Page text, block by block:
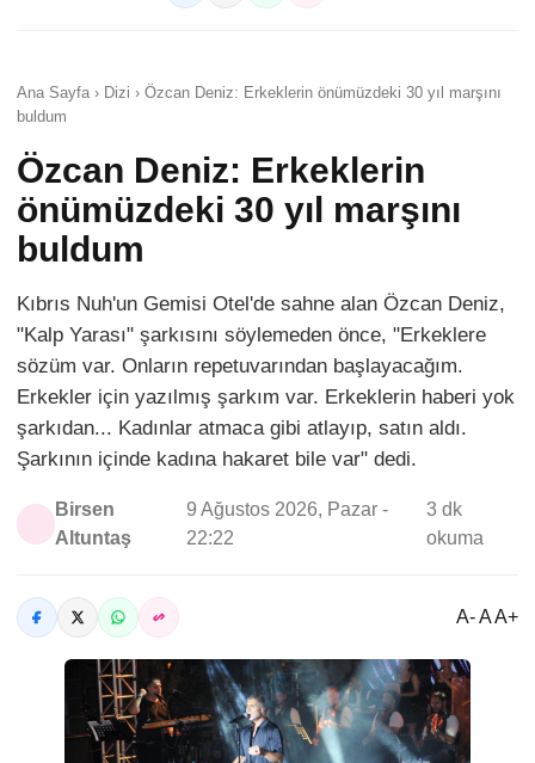
Ana Sayfa › Dizi › Özcan Deniz: Erkeklerin önümüzdeki 30 yıl marşını
buldum
Özcan Deniz: Erkeklerin
önümüzdeki 30 yıl marşını
buldum
Kıbrıs Nuh'un Gemisi Otel'de sahne alan Özcan Deniz,
"Kalp Yarası" şarkısını söylemeden önce, "Erkeklere
sözüm var. Onların repetuvarından başlayacağım.
Erkekler için yazılmış şarkım var. Erkeklerin haberi yok
şarkıdan... Kadınlar atmaca gibi atlayıp, satın aldı.
Şarkının içinde kadına hakaret bile var" dedi.
Birsen
Altuntaş
9 Ağustos 2026, Pazar -
22:22
3 dk
okuma
A- A A+